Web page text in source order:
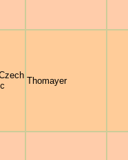
Thomayer